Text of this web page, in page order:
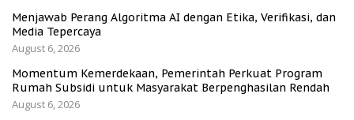
Menjawab Perang Algoritma AI dengan Etika, Verifikasi, dan
Media Tepercaya
August 6, 2026
Momentum Kemerdekaan, Pemerintah Perkuat Program
Rumah Subsidi untuk Masyarakat Berpenghasilan Rendah
August 6, 2026